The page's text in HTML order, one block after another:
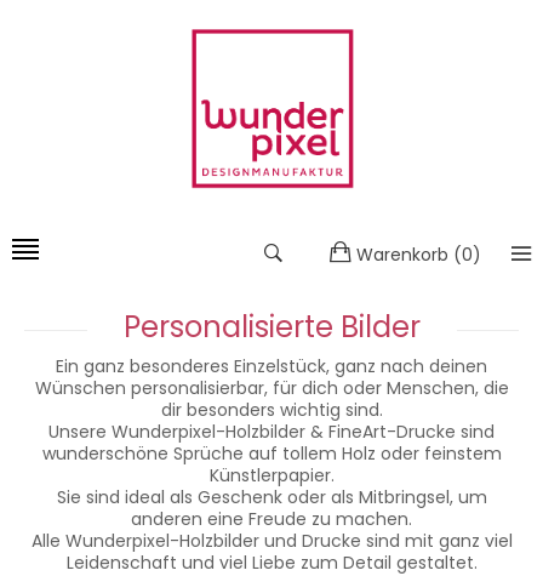
Warenkorb (0)
Personalisierte Bilder
Ein ganz besonderes Einzelstück, ganz nach deinen
Wünschen personalisierbar, für dich oder Menschen, die
dir besonders wichtig sind.
Unsere Wunderpixel-Holzbilder & FineArt-Drucke sind
wunderschöne Sprüche auf tollem Holz oder feinstem
Künstlerpapier.
Sie sind ideal als Geschenk oder als Mitbringsel, um
anderen eine Freude zu machen.
Alle Wunderpixel-Holzbilder und Drucke sind mit ganz viel
Leidenschaft und viel Liebe zum Detail gestaltet.